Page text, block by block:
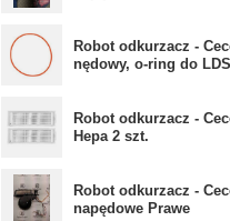
Robot odkurzacz -
nędowy, o-ring do
Robot odkurzacz -
Hepa 2 szt.
Robot odkurzacz -
napędowe Prawe